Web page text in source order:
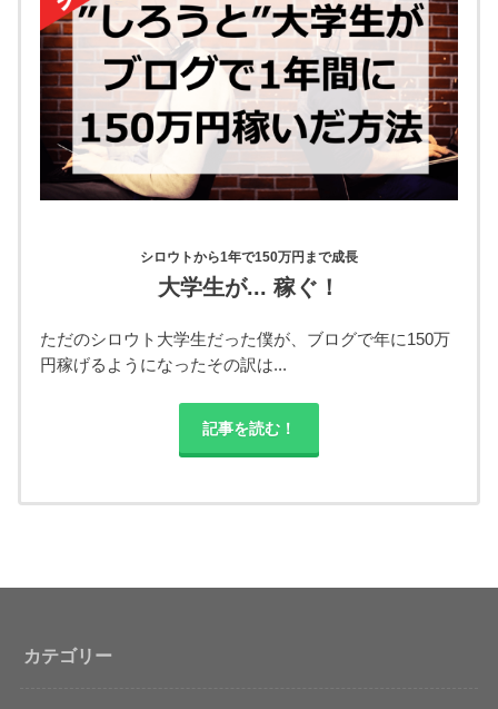
シロウトから1年で150万円まで成長
大学生が... 稼ぐ！
ただのシロウト大学生だった僕が、ブログで年に150万
円稼げるようになったその訳は...
記事を読む！
カテゴリー